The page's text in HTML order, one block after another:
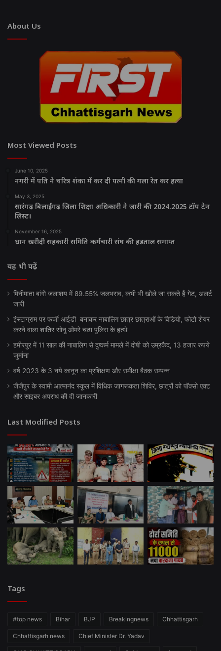
About Us
Most Viewed Posts
June 10, 2025
नगरी में पति ने चरित्र शंका में कर दी पत्नी की गला रेत कर हत्या
May 3, 2025
सारंगढ़ बिलाईगढ़ जिला शिक्षा अधिकारी ने जारी की 2024.2025 टॉप टेन
लिस्ट।
November 16, 2025
धान खरीदी सहकारी समिति कर्मचारी संघ की हड़ताल समाप्त
यह भी पढ़ें
मिनीमाता बांगो जलाशय में 89.55% जलभराव, कभी भी खोले जा सकते हैं गेट, अलर्ट
जारी
इंस्टाग्राम पर फर्जी आईडी बनाकर नाबालिग छात्र छात्राओं के विडियो, फोटो शेयर
करने वाला शातिर सोनू ओमरे चढा पुलिस के हत्थे
हमीरपुर में 11 साल की नाबालिग से दुष्कर्म मामले में दोषी को उम्रकैद, 13 हजार रुपये
जुर्माना
वर्ष 2023 के 3 नये कानून का प्रशिक्षण और समीक्षा बैठक सम्पन्न
जैजैपुर के स्वामी आत्मानंद स्कूल में विधिक जागरूकता शिविर, छात्रों को पॉक्सो एक्ट
और साइबर अपराध की दी जानकारी
Last Modified Posts
Tags
#top news Bihar BJP Breakingnews Chhattisgarh
Chhattisgarh news Chief Minister Dr. Yadav